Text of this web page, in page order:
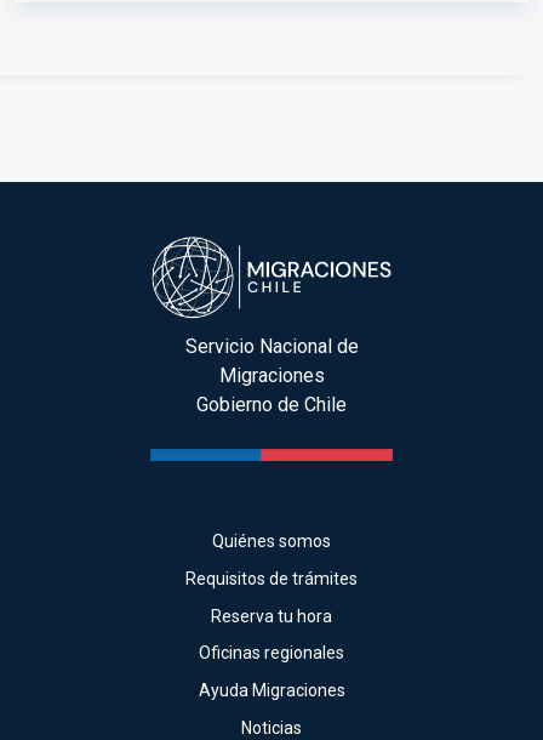
Servicio Nacional de
Migraciones
Gobierno de Chile
Quiénes somos
Requisitos de trámites
Reserva tu hora
Oficinas regionales
Ayuda Migraciones
Noticias